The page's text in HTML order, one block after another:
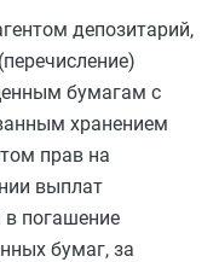
депозитарий,
бумагам с
хранением
прав на
выплат
погашение
бумаг, за